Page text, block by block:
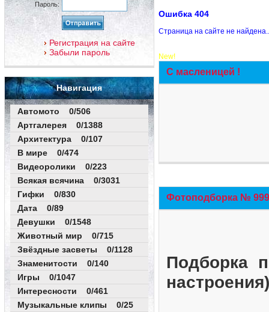
Пароль:
Регистрация на сайте
Забыли пароль
Навигация
Автомото 0/506
Артгалерея 0/1388
Архитектура 0/107
В мире 0/474
Видеоролики 0/223
Всякая всячина 0/3031
Гифки 0/830
Дата 0/89
Девушки 0/1548
Животный мир 0/715
Звёздные засветы 0/1128
Знаменитости 0/140
Игры 0/1047
Интересности 0/461
Музыкальные клипы 0/25
Ошибка 404
Страница на сайте не
New!
С масленицей !
Фотоподборка №
Подборка